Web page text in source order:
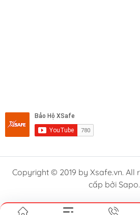
Copyright © 2019 by Xsafe.vn. All
cấp bởi Sapo.